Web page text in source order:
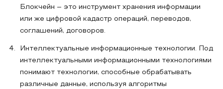
Блокчейн – это инструмент хранения информации
или же цифровой кадастр операций, переводов,
соглашений, договоров.
Интеллектуальные информационные технологии. Под
интеллектуальными информационными технологиями
понимают технологии, способные обрабатывать
различные данные, используя алгоритмы